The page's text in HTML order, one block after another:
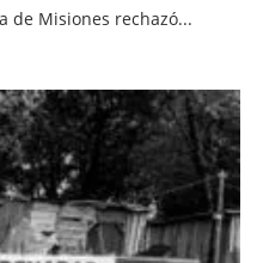
de Misiones rechazó...